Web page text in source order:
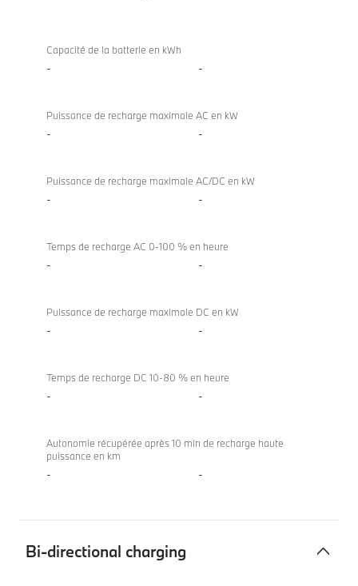
recharge
xDrive20i
Capacité de la batterie en kWh
- -
Puissance de recharge maximale AC en kW
- -
Puissance de recharge maximale AC/DC en kW
- -
Temps de recharge AC 0-100 % en heure
- -
Puissance de recharge maximale DC en kW
- -
Temps de recharge DC 10-80 % en heure
- -
Autonomie récupérée après 10 min de recharge haute
puissance en km
- -
Bi-directional charging